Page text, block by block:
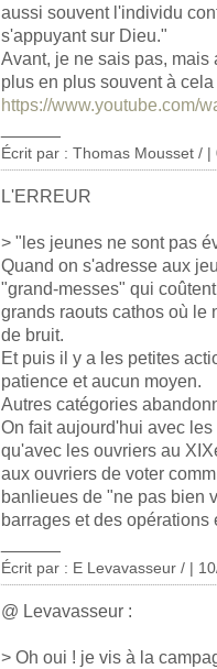
aussi souvent l'individu
s'appuyant sur Dieu."
Avant, je ne sais pas,
plus en plus souvent à cela
https://www.youtube.com/
Écrit par : Thomas Mousset / |
L'ERREUR
> "les jeunes ne sont pas
Quand on s'adresse aux
"grand-messes" qui
grands raouts cathos où le
de bruit.
Et puis il y a les petites
patience et aucun moyen.
Autres catégories
On fait aujourd'hui avec
qu'avec les ouvriers au
aux ouvriers de voter
banlieues de "ne pas bien
barrages et des opérations
Écrit par : E Levavasseur / |
@ Levavasseur :
> Oh oui ! je vis à la